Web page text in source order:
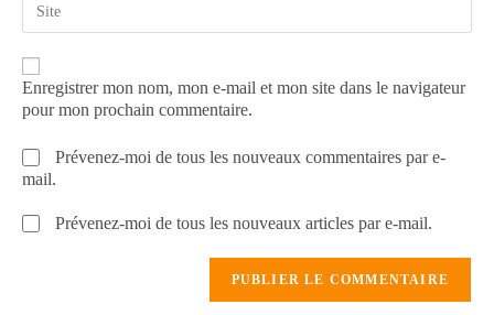
Enregistrer mon nom, mon e-mail et mon site dans le navigateur
pour mon prochain commentaire.
Prévenez-moi de tous les nouveaux commentaires par e-
mail.
Prévenez-moi de tous les nouveaux articles par e-mail.